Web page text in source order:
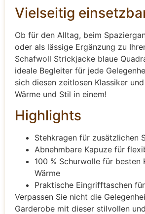
Vielseitig
Ob für den Alltag, beim
oder als lässige Ergänzung zu
Schafwoll Strickjacke blaue
ideale Begleiter für jede
sich diesen zeitlosen Klassiker
Wärme und Stil in einem!
Highlights
Stehkragen für zusätzlichen
Abnehmbare Kapuze für
100 % Schurwolle für besten
Wärme
Praktische Eingrifftaschen
Verpassen Sie nicht die
Garderobe mit dieser stilvollen